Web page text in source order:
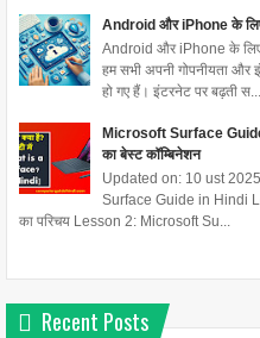
Android और iPhone के
Android और iPhone के
हम सभी अपनी गोपनीयता और
हो गए हैं। इंटरनेट पर बढ़ती स...
Microsoft Surface
का बेस्ट कॉम्बिनेशन
Updated on: 10 ust
Surface Guide in Hindi
का परिचय Lesson 2: Microsoft Su...
Recent Posts